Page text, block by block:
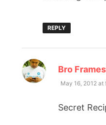
REPLY
Bro
May 16, 2012 at
Secret